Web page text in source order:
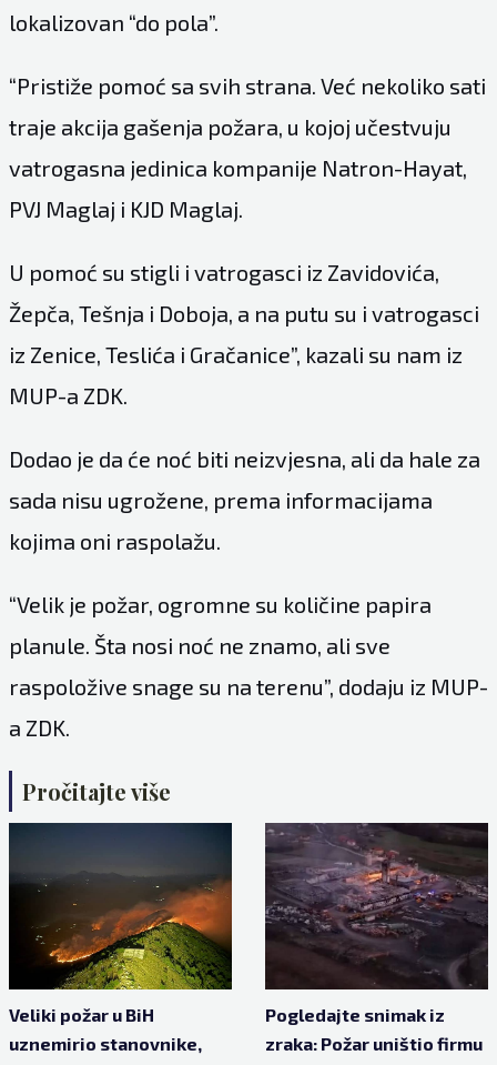
lokalizovan “do pola”.
“Pristiže pomoć sa svih strana. Već nekoliko sati
traje akcija gašenja požara, u kojoj učestvuju
vatrogasna jedinica kompanije Natron-Hayat,
PVJ Maglaj i KJD Maglaj.
U pomoć su stigli i vatrogasci iz Zavidovića,
Žepča, Tešnja i Doboja, a na putu su i vatrogasci
iz Zenice, Teslića i Gračanice”, kazali su nam iz
MUP-a ZDK.
Dodao je da će noć biti neizvjesna, ali da hale za
sada nisu ugrožene, prema informacijama
kojima oni raspolažu.
“Velik je požar, ogromne su količine papira
planule. Šta nosi noć ne znamo, ali sve
raspoložive snage su na terenu”, dodaju iz MUP-
a ZDK.
Pročitajte više
Veliki požar u BiH
uznemirio stanovnike,
Pogledajte snimak iz
zraka: Požar uništio firmu